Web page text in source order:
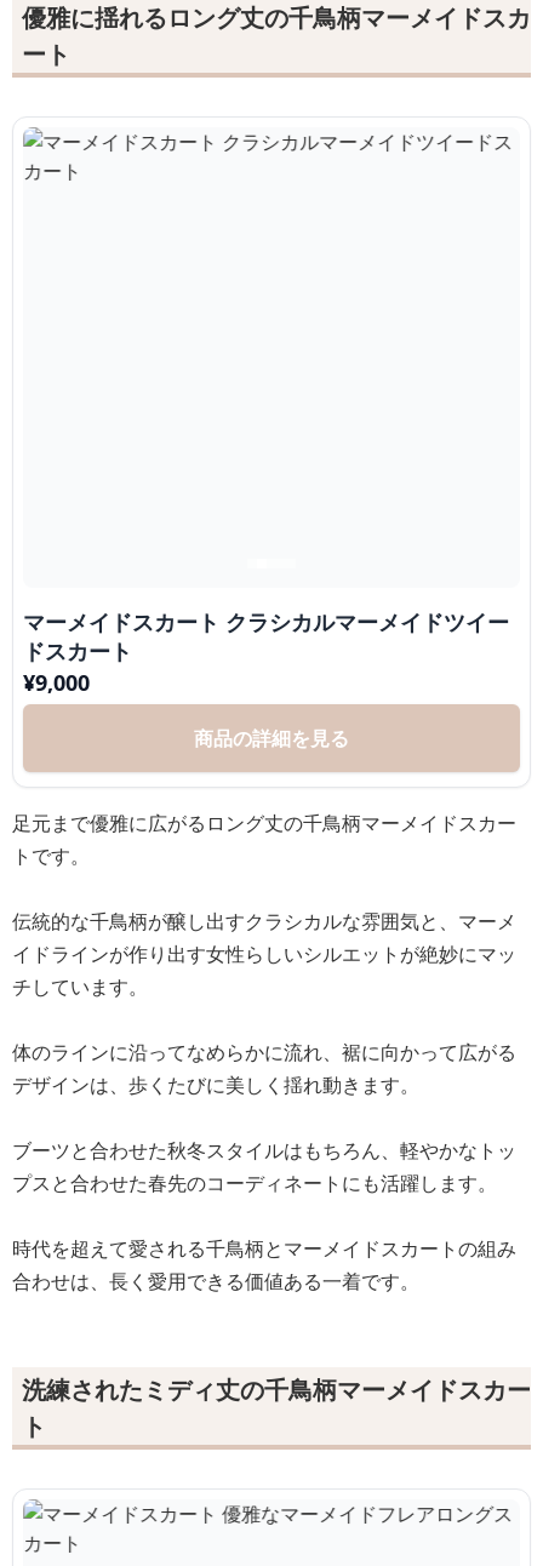
優雅に揺れるロング丈の千鳥柄マーメイドスカ
ート
マーメイドスカート クラシカルマーメイドツイー
ドスカート
¥9,000
商品の詳細を見る
足元まで優雅に広がるロング丈の千鳥柄マーメイドスカー
トです。
伝統的な千鳥柄が醸し出すクラシカルな雰囲気と、マーメ
イドラインが作り出す女性らしいシルエットが絶妙にマッ
チしています。
体のラインに沿ってなめらかに流れ、裾に向かって広がる
デザインは、歩くたびに美しく揺れ動きます。
ブーツと合わせた秋冬スタイルはもちろん、軽やかなトッ
プスと合わせた春先のコーディネートにも活躍します。
時代を超えて愛される千鳥柄とマーメイドスカートの組み
合わせは、長く愛用できる価値ある一着です。
洗練されたミディ丈の千鳥柄マーメイドスカー
ト